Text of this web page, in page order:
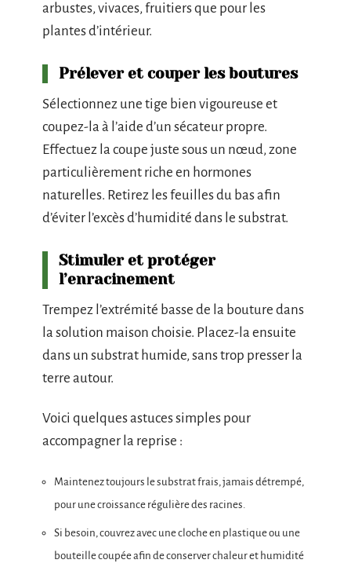
arbustes, vivaces, fruitiers que pour les
plantes d’intérieur.
Prélever et couper les boutures
Sélectionnez une tige bien vigoureuse et
coupez-la à l’aide d’un sécateur propre.
Effectuez la coupe juste sous un nœud, zone
particulièrement riche en hormones
naturelles. Retirez les feuilles du bas afin
d’éviter l’excès d’humidité dans le substrat.
Stimuler et protéger
l’enracinement
Trempez l’extrémité basse de la bouture dans
la solution maison choisie. Placez-la ensuite
dans un substrat humide, sans trop presser la
terre autour.
Voici quelques astuces simples pour
accompagner la reprise :
Maintenez toujours le substrat frais, jamais détrempé,
pour une croissance régulière des racines.
Si besoin, couvrez avec une cloche en plastique ou une
bouteille coupée afin de conserver chaleur et humidité